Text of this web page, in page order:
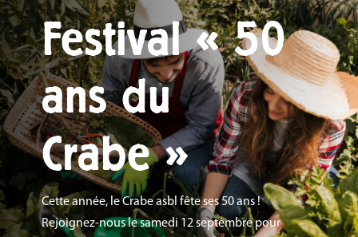
Festival « 50
ans du
Crabe »
Cette année, le Crabe asbl fête ses 50 ans !
Rejoignez-nous le samedi 12 septembre pour